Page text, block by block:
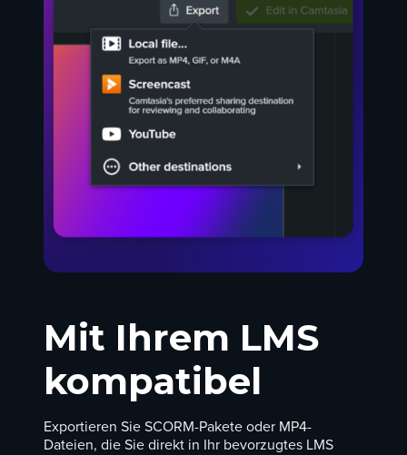
Mit Ihrem LMS
kompatibel
Exportieren Sie SCORM-Pakete oder MP4-
Dateien, die Sie direkt in Ihr bevorzugtes LMS